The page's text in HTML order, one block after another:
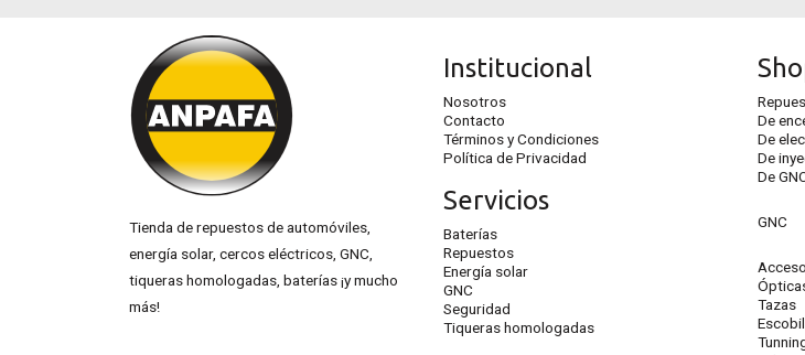
Tienda de repuestos de automóviles,
energía solar, cercos eléctricos, GNC,
tiqueras homologadas, baterías ¡y mucho
más!
Institucional
Nosotros
Contacto
Términos y Condiciones
Política de Privacidad
Servicios
Baterías
Repuestos
Energía solar
GNC
Seguridad
Tiqueras homologadas
De
De
De
De
GNC
Tazas